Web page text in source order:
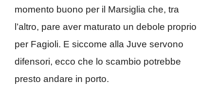
momento buono per il Marsiglia che, tra
l’altro, pare aver maturato un debole proprio
per Fagioli. E siccome alla Juve servono
difensori, ecco che lo scambio potrebbe
presto andare in porto.